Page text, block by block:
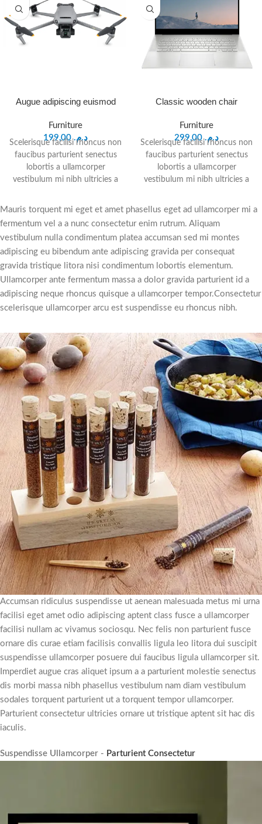
Augue adipiscing euismod
Furniture
د.م.199,00
Scelerisque facilisi rhoncus non
faucibus parturient senectus
lobortis a ullamcorper
vestibulum mi nibh ultricies a
leo sem in. Est cum torquent
mi in scelerisque leo aptent per
at vitae ante eleifend mollis
adipiscing.
Classic wooden chair
Furniture
د.م.299,00
Scelerisque facilisi rhoncus non
faucibus parturient senectus
lobortis a ullamcorper
vestibulum mi nibh ultricies a
leo sem in. Est cum torquent
mi in scelerisque leo aptent per
at vitae ante eleifend mollis
adipiscing.
Mauris torquent mi eget et amet phasellus eget ad ullamcorper mi a
fermentum vel a a nunc consectetur enim rutrum. Aliquam
vestibulum nulla condimentum platea accumsan sed mi montes
adipiscing eu bibendum ante adipiscing gravida per consequat
gravida tristique litora nisi condimentum lobortis elementum.
Ullamcorper ante fermentum massa a dolor gravida parturient id a
adipiscing neque rhoncus quisque a ullamcorper tempor.Consectetur
scelerisque ullamcorper arcu est suspendisse eu rhoncus nibh.
Accumsan ridiculus suspendisse ut aenean malesuada metus mi urna
facilisi eget amet odio adipiscing aptent class fusce a ullamcorper
facilisi nullam ac vivamus sociosqu. Nec felis non parturient fusce
ornare dis curae etiam facilisis convallis ligula leo litora dui suscipit
suspendisse ullamcorper posuere dui faucibus ligula ullamcorper sit.
Imperdiet augue cras aliquet ipsum a a parturient molestie senectus
dis morbi massa nibh phasellus vestibulum nam diam vestibulum
sodales torquent parturient ut a torquent tempor ullamcorper.
Parturient consectetur ultricies ornare ut tristique aptent sit hac dis
iaculis.
Suspendisse Ullamcorper - Parturient Consectetur